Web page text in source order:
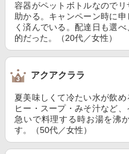
容器がペットボトルなので
助かる。キャンペーン時に
く済んでいる。配達日も選
的だった。（20代／女性）
アクアクララ
夏美味しくて冷たい水が飲
ヒー・スープ・みそ汁など、
急いで料理する時お湯を沸
す。（50代／女性）